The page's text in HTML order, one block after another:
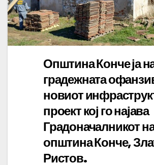
Општина Конче ја
градежната
новиот
проект кој го најава
Градоначалникот
општина Конче,
Ристов.